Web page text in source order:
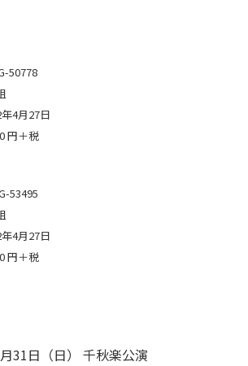
50778
4月27日
円＋税
53495
4月27日
円＋税
31日（日） 千秋楽公演